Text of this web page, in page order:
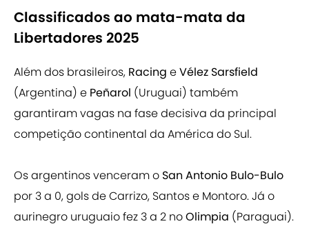
Classificados ao mata-mata da
Libertadores 2025
Além dos brasileiros, Racing eVélez Sarsfield
(Argentina) e Peñarol (Uruguai) também
garantiram vagas na fase decisiva da principal
competição continental da América do Sul.
Os argentinos venceram o San Antonio Bulo-Bulo
por 3 a 0, gols de Carrizo, Santos e Montoro. Já o
aurinegro uruguaio fez 3 a 2 noOlimpia (Paraguai).